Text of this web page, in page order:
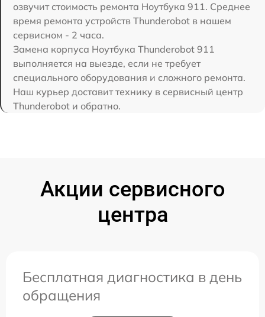
озвучит стоимость ремонта Ноутбука 911. Среднее
время ремонта устройств Thunderobot в нашем
сервисном - 2 часа.
Замена корпуса Ноутбука Thunderobot 911
выполняется на выезде, если не требует
специального оборудования и сложного ремонта.
Наш курьер доставит технику в сервисный центр
Thunderobot и обратно.
Акции сервисного
центра
Бесплатная диагностика в день
обращения